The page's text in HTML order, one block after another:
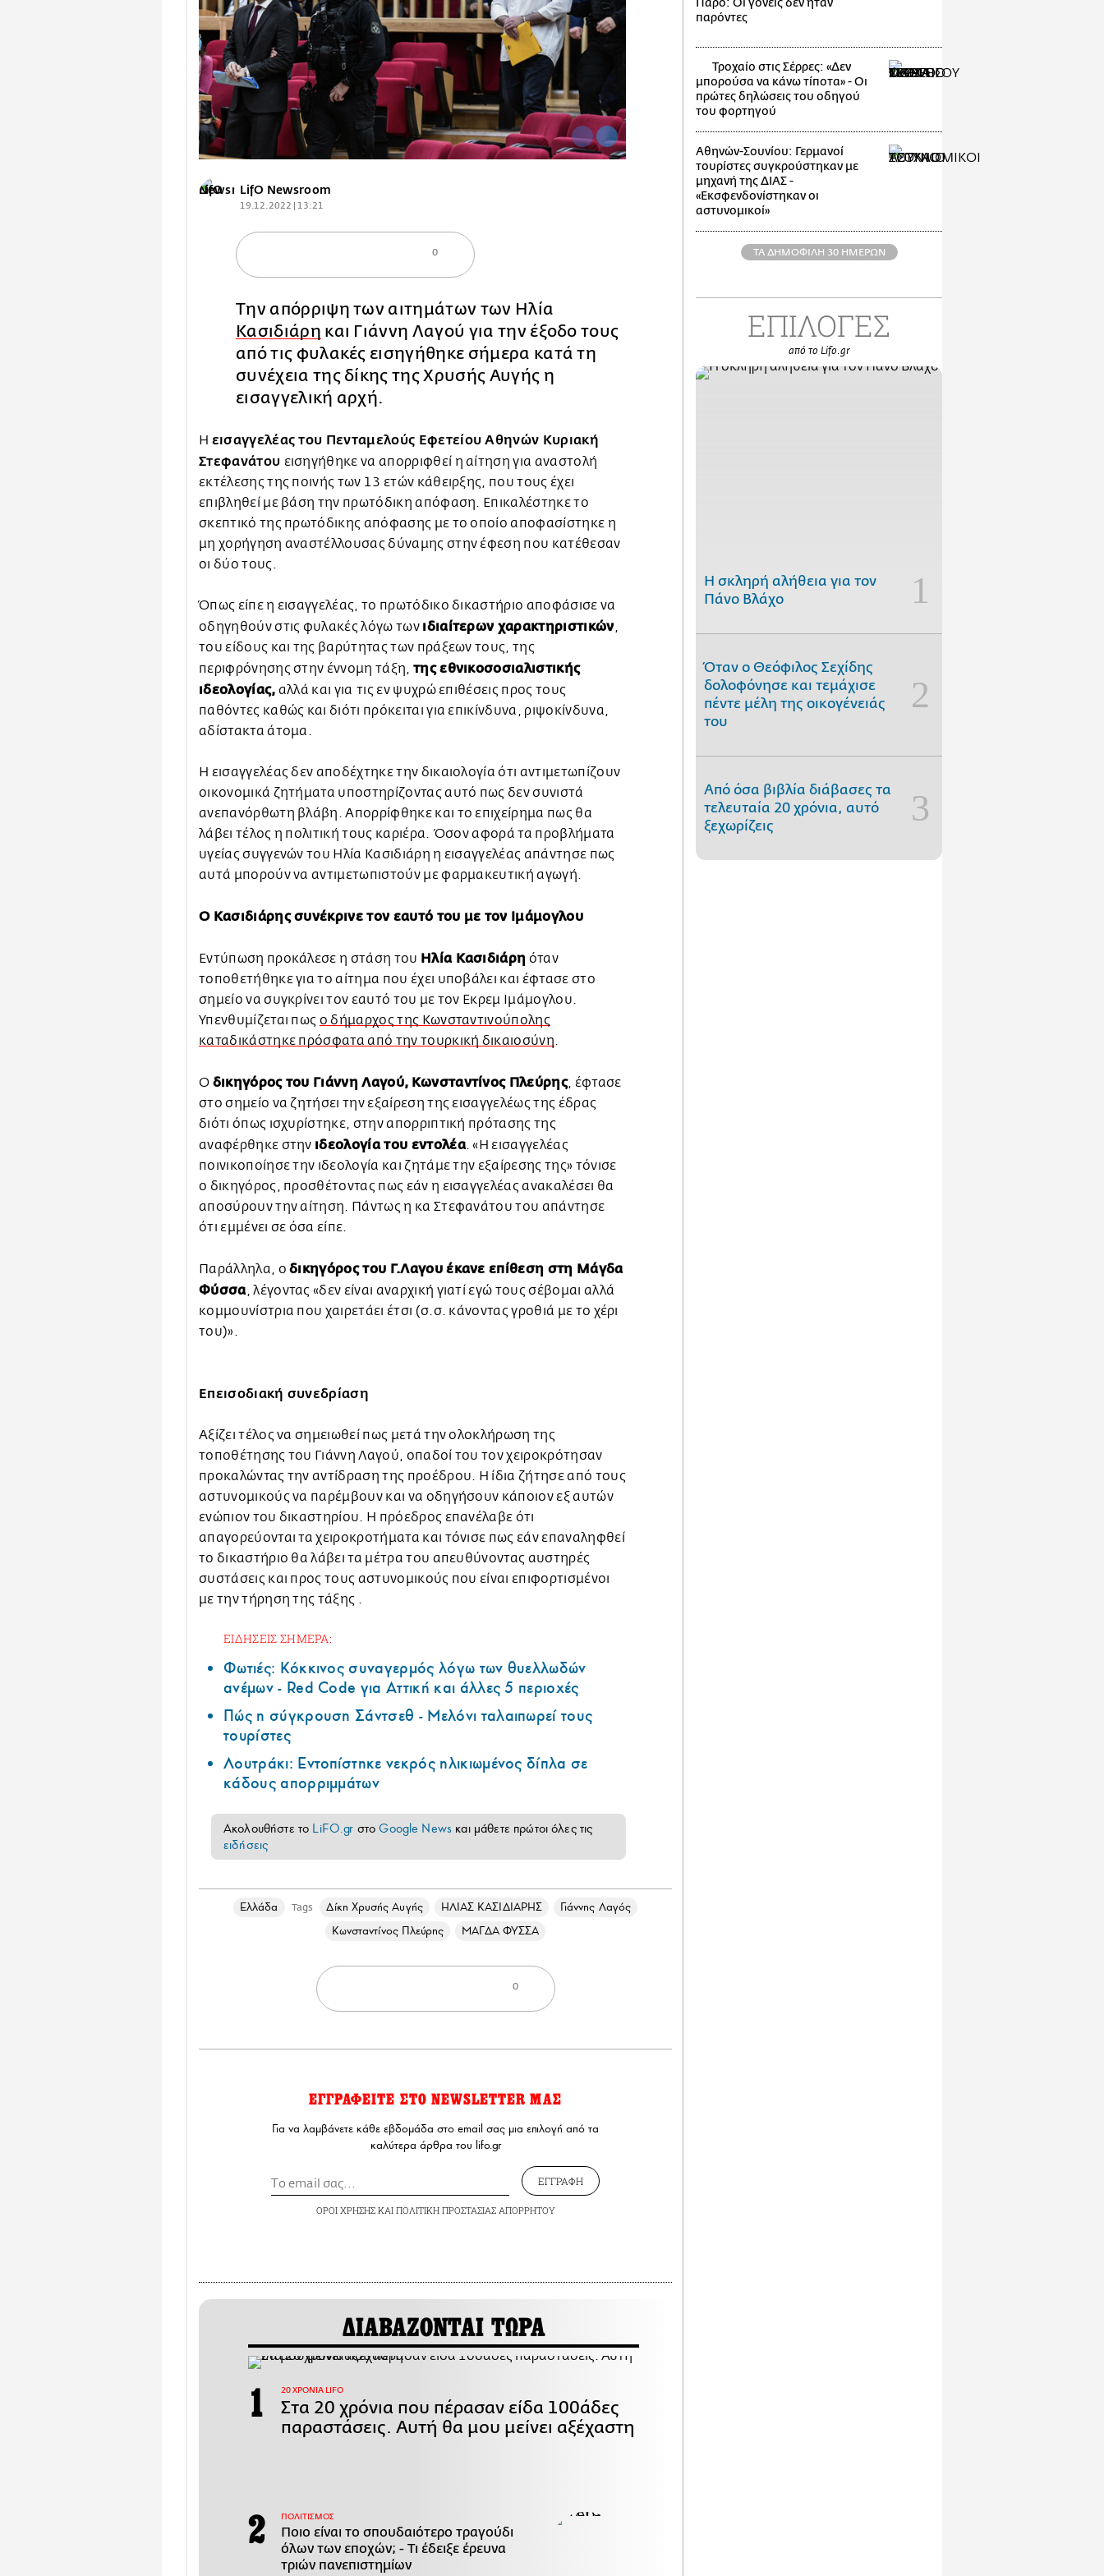
LifO Newsroom
19.12.2022 | 13:21
0
Την απόρριψη των αιτημάτων των Ηλία
Κασιδιάρη και Γιάννη Λαγού για την έξοδο τους
από τις φυλακές εισηγήθηκε σήμερα κατά τη
συνέχεια της δίκης της Χρυσής Αυγής η
εισαγγελική αρχή.
Η εισαγγελέας του Πενταμελούς Εφετείου Αθηνών Κυριακή
Στεφανάτου εισηγήθηκε να απορριφθεί η αίτηση για αναστολή
εκτέλεσης της ποινής των 13 ετών κάθειρξης, που τους έχει
επιβληθεί με βάση την πρωτόδικη απόφαση. Επικαλέστηκε το
σκεπτικό της πρωτόδικης απόφασης με το οποίο αποφασίστηκε η
μη χορήγηση αναστέλλουσας δύναμης στην έφεση που κατέθεσαν
οι δύο τους.
Όπως είπε η εισαγγελέας, το πρωτόδικο δικαστήριο αποφάσισε να
οδηγηθούν στις φυλακές λόγω των ιδιαίτερων χαρακτηριστικών,
του είδους και της βαρύτητας των πράξεων τους, της
περιφρόνησης στην έννομη τάξη, της εθνικοσοσιαλιστικής
ιδεολογίας, αλλά και για τις εν ψυχρώ επιθέσεις προς τους
παθόντες καθώς και διότι πρόκειται για επικίνδυνα, ριψοκίνδυνα,
αδίστακτα άτομα.
Η εισαγγελέας δεν αποδέχτηκε την δικαιολογία ότι αντιμετωπίζουν
οικονομικά ζητήματα υποστηρίζοντας αυτό πως δεν συνιστά
ανεπανόρθωτη βλάβη. Απορρίφθηκε και το επιχείρημα πως θα
λάβει τέλος η πολιτική τους καριέρα. Όσον αφορά τα προβλήματα
υγείας συγγενών του Ηλία Κασιδιάρη η εισαγγελέας απάντησε πως
αυτά μπορούν να αντιμετωπιστούν με φαρμακευτική αγωγή.
Ο Κασιδιάρης συνέκρινε τον εαυτό του με τον Ιμάμογλου
Εντύπωση προκάλεσε η στάση του Ηλία Κασιδιάρη όταν
τοποθετήθηκε για το αίτημα που έχει υποβάλει και έφτασε στο
σημείο να συγκρίνει τον εαυτό του με τον Εκρεμ Ιμάμογλου.
Υπενθυμίζεται πως ο δήμαρχος της Κωνσταντινούπολης
καταδικάστηκε πρόσφατα από την τουρκική δικαιοσύνη.
Ο δικηγόρος του Γιάννη Λαγού, Κωνσταντίνος Πλεύρης, έφτασε
στο σημείο να ζητήσει την εξαίρεση της εισαγγελέως της έδρας
διότι όπως ισχυρίστηκε, στην απορριπτική πρότασης της
αναφέρθηκε στην ιδεολογία του εντολέα. «Η εισαγγελέας
ποινικοποίησε την ιδεολογία και ζητάμε την εξαίρεσης της» τόνισε
ο δικηγόρος, προσθέτοντας πως εάν η εισαγγελέας ανακαλέσει θα
αποσύρουν την αίτηση. Πάντως η κα Στεφανάτου του απάντησε
ότι εμμένει σε όσα είπε.
Παράλληλα, οδικηγόρος του Γ.Λαγου έκανε επίθεση στη Μάγδα
Φύσσα, λέγοντας «δεν είναι αναρχική γιατί εγώ τους σέβομαι αλλά
κομμουνίστρια που χαιρετάει έτσι (σ.σ. κάνοντας γροθιά με το χέρι
του)».
Επεισοδιακή συνεδρίαση
Αξίζει τέλος να σημειωθεί πως μετά την ολοκλήρωση της
τοποθέτησης του Γιάννη Λαγού, οπαδοί του τον χειροκρότησαν
προκαλώντας την αντίδραση της προέδρου. Η ίδια ζήτησε από τους
αστυνομικούς να παρέμβουν και να οδηγήσουν κάποιον εξ αυτών
ενώπιον του δικαστηρίου. Η πρόεδρος επανέλαβε ότι
απαγορεύονται τα χειροκροτήματα και τόνισε πως εάν επαναληφθεί
το δικαστήριο θα λάβει τα μέτρα του απευθύνοντας αυστηρές
συστάσεις και προς τους αστυνομικούς που είναι επιφορτισμένοι
με την τήρηση της τάξης .
ΕΙΔΗΣΕΙΣ ΣΗΜΕΡΑ:
Φωτιές: Κόκκινος συναγερμός λόγω των θυελλωδών
ανέμων - Red Code για Αττική και άλλες 5 περιοχές
Πώς η σύγκρουση Σάντσεθ - Μελόνι ταλαιπωρεί τους
τουρίστες
Λουτράκι: Εντοπίστηκε νεκρός ηλικιωμένος δίπλα σε
κάδους απορριμμάτων
Ακολουθήστε το LiFO.gr στοGoogle News και μάθετε πρώτοι όλες τις
ειδήσεις
Ελλάδα Tags Δίκη Χρυσής Αυγής ΗΛΙΑΣ ΚΑΣΙΔΙΑΡΗΣ
Γιάννης Λαγός
Κωνσταντίνος Πλεύρης
ΜΑΓΔΑ ΦΥΣΣΑ
0
ΕΓΓΡΑΦΕΙΤΕ ΣΤΟ NEWSLETTER ΜΑΣ
Για να λαμβάνετε κάθε εβδομάδα στο email σας μια επιλογή από τα
καλύτερα άρθρα του lifo.gr
ΕΓΓΡΑΦΗ
ΟΡΟΙ ΧΡΗΣΗΣΚΑΙ ΠΟΛΙΤΙΚΗ ΠΡΟΣΤΑΣΙΑΣ ΑΠΟΡΡΗΤΟΥ
ΔΙΑΒΑΖΟΝΤΑΙ ΤΩΡΑ
20 ΧΡΟΝΙΑ LIFO
Στα 20 χρόνια που πέρασαν είδα 100άδες
παραστάσεις. Αυτή θα μου μείνει αξέχαστη
ΠΟΛΙΤΙΣΜΟΣ
Ποιο είναι το σπουδαιότερο τραγούδι
όλων των εποχών; - Τι έδειξε έρευνα
τριών πανεπιστημίων
Πάρο: Οι γονείς δεν ήταν
παρόντες
Τροχαίο στις Σέρρες: «Δεν
μπορούσα να κάνω τίποτα» - Οι
πρώτες δηλώσεις του οδηγού
του φορτηγού
Αθηνών-Σουνίου: Γερμανοί
τουρίστες συγκρούστηκαν με
μηχανή της ΔΙΑΣ -
«Εκσφενδονίστηκαν οι
αστυνομικοί»
ΤΑ ΔΗΜΟΦΙΛΗ 30 ΗΜΕΡΩΝ
ΕΠΙΛΟΓΕΣ
από το Lifo.gr
H σκληρή αλήθεια για τον
Πάνο Βλάχο
Όταν ο Θεόφιλος Σεχίδης
δολοφόνησε και τεμάχισε
πέντε μέλη της οικογένειάς
του
Από όσα βιβλία διάβασες τα
τελευταία 20 χρόνια, αυτό
ξεχωρίζεις